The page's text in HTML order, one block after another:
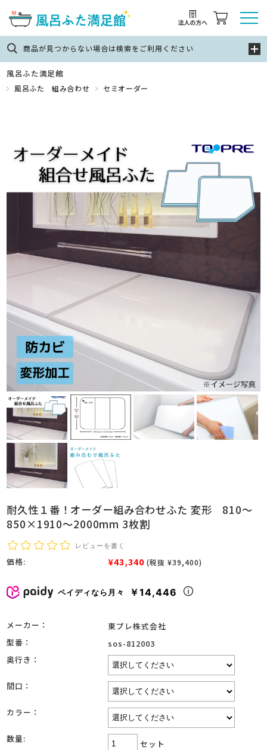
商品が見つからない場合は検索をご利用ください
風呂ふた満足館
風呂ふた 組み合わせ セミオーダー
耐久性１番！オーダー組み合わせふた 変形 810～
850×1910～2000mm 3枚割
レビューを書く
価格: ¥43,340 (税抜 ¥39,400)
ペイディなら月々 ￥14,446
メーカー：
東プレ株式会社
型番：
sos-812003
奥行き：
間口：
カラー：
数量: セット